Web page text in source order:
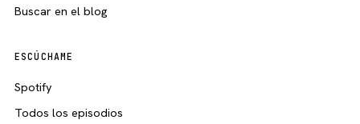
Buscar en el blog
ESCÚCHAME
Spotify
Todos los episodios